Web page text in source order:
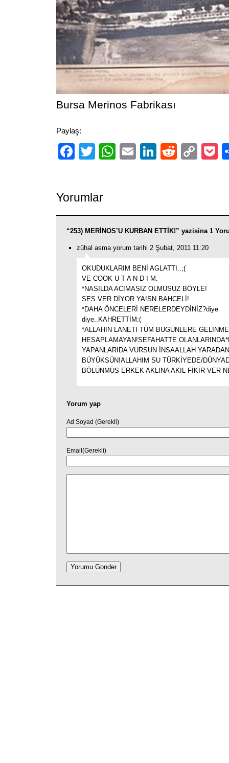
Bursa Merinos Fabrikası
Paylaş:
Facebook
TwitterWhatsApp
EmailLinkedIn
Reddit
Yorumlar
“253) MERİNOS’U KURBAN ETTİK!” yazisina 1
zühal asma yorum tarihi 2 Şubat, 2011 11:20
OKUDUKLARIM BENİ AGLATTI..;(
VE COOK U T A N D I M.
*NASILDA ACIMASIZ OLMUSUZ BÖYLE!
SES VER DİYOR YA!SN.BAHCELİ!
*DAHA ÖNCELERİ NERELERDEYDİNİZ?diye
diye..KAHRETTİM:(
*ALLAHIN LANETİ TÜM BUGÜNLERE
HESAPLAMAYAN!SEFAHATTE
YAPANLARIDA VURSUN İNSAALLAH
BÜYÜKSÜN!ALLAHIM SU TÜRKİYEDE/
BÖLÜNMÜS ERKEK AKLINA AKIL FİKİR VER
Yorum yap
Ad Soyad (Gerekli)
Email(Gerekli)